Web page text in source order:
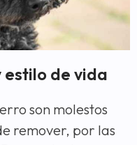
estilo de vida
son molestos
remover, por las